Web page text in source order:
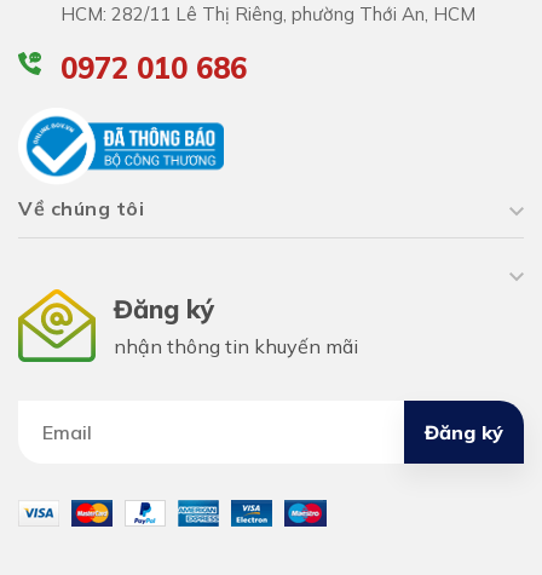
HCM: 282/11 Lê Thị Riêng, phường Thới An, HCM
0972 010 686
Về chúng tôi
Đăng ký
nhận thông tin khuyến mãi
Đăng ký